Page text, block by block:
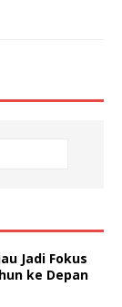
Jadi Fokus
ke Depan